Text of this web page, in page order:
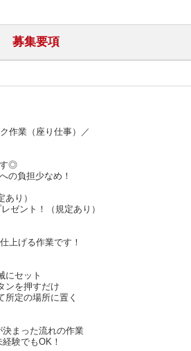
で
できます。
、
します！
ュ！
遣事業者、職業紹介優良事業者の三つの認定
よる万全のバックアップ体制が整っています
憩1時間）
あり